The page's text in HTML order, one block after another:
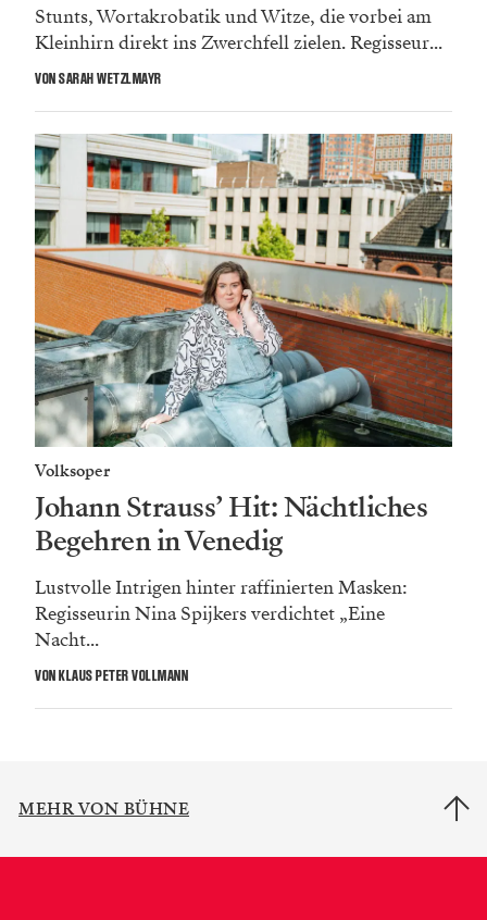
Stunts, Wortakrobatik und Witze, die vorbei am
Kleinhirn direkt ins Zwerchfell zielen. Regisseur...
VON SARAH WETZLMAYR
Volksoper
Johann Strauss’ Hit: Nächtliches
Begehren in Venedig
Lustvolle Intrigen hinter raffinierten Masken:
Regisseurin Nina Spijkers verdichtet „Eine
Nacht...
VON KLAUS PETER VOLLMANN
MEHR VON BÜHNE